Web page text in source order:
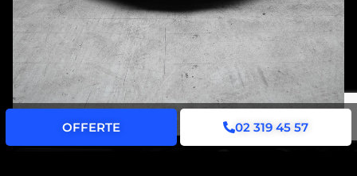
OFFERTE 02 319 45 57